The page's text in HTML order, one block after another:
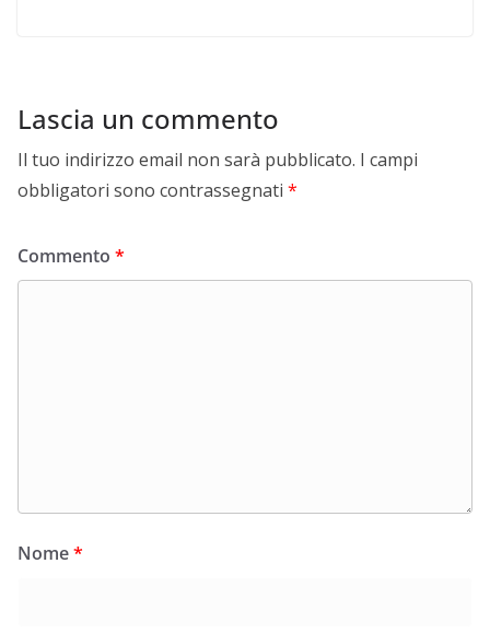
Lascia un commento
Il tuo indirizzo email non sarà pubblicato. I campi
obbligatori sono contrassegnati *
Commento *
Nome*